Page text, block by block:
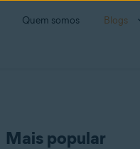
Quem somos Blogs
Mais popular